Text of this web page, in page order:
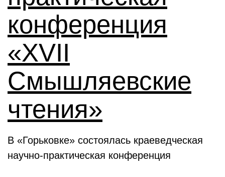
конференция
«XVII
Смышляевские
чтения»
В «Горьковке» состоялась краеведческая
научно-практическая конференция